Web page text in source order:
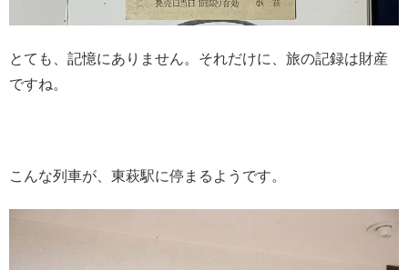
とても、記憶にありません。それだけに、旅の記録は財産
ですね。
こんな列車が、東萩駅に停まるようです。